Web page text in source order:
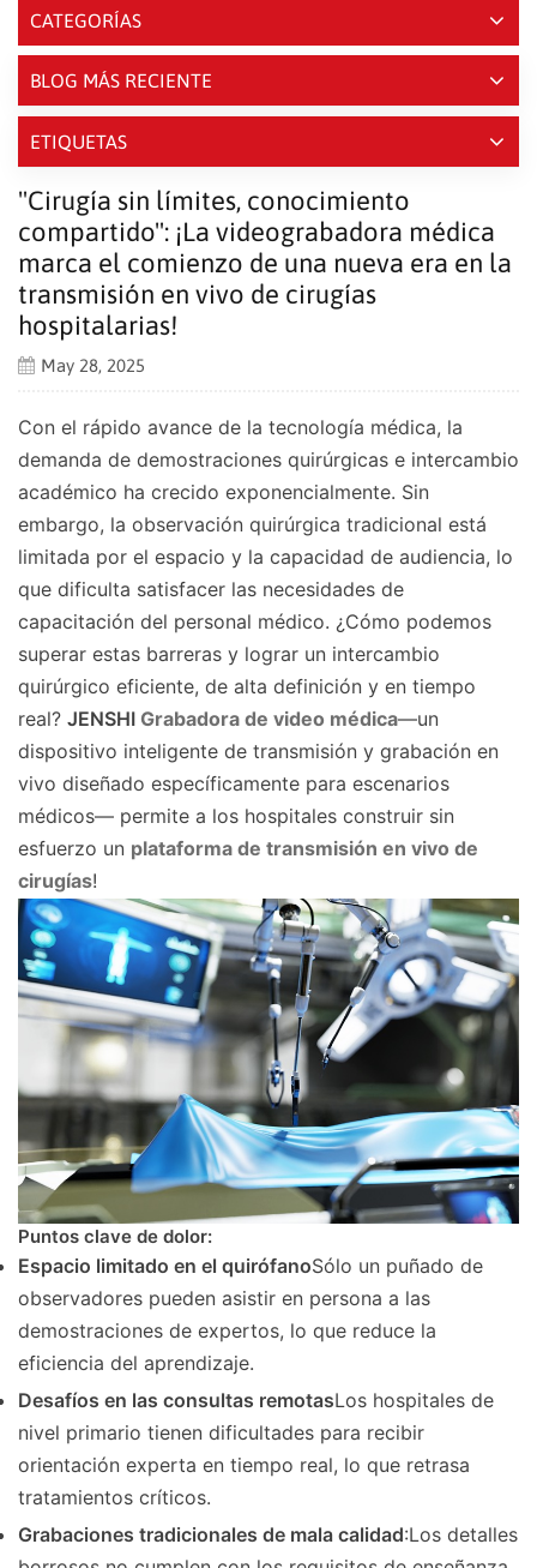
CATEGORÍAS
BLOG MÁS RECIENTE
ETIQUETAS
"Cirugía sin límites, conocimiento
compartido": ¡La videograbadora médica
marca el comienzo de una nueva era en la
transmisión en vivo de cirugías
hospitalarias!
May 28, 2025
Con el rápido avance de la tecnología médica, la
demanda de demostraciones quirúrgicas e intercambio
académico ha crecido exponencialmente. Sin
embargo, la observación quirúrgica tradicional está
limitada por el espacio y la capacidad de audiencia, lo
que dificulta satisfacer las necesidades de
capacitación del personal médico. ¿Cómo podemos
superar estas barreras y lograr un intercambio
quirúrgico eficiente, de alta definición y en tiempo
real? JENSHI Grabadora de video médica—un
dispositivo inteligente de transmisión y grabación en
vivo diseñado específicamente para escenarios
médicos— permite a los hospitales construir sin
esfuerzo un plataforma de transmisión en vivo de
cirugías!
Puntos clave de dolor:
Espacio limitado en el quirófanoSólo un puñado de
observadores pueden asistir en persona a las
demostraciones de expertos, lo que reduce la
eficiencia del aprendizaje.
Desafíos en las consultas remotasLos hospitales de
nivel primario tienen dificultades para recibir
orientación experta en tiempo real, lo que retrasa
tratamientos críticos.
Grabaciones tradicionales de mala calidad:Los detalles